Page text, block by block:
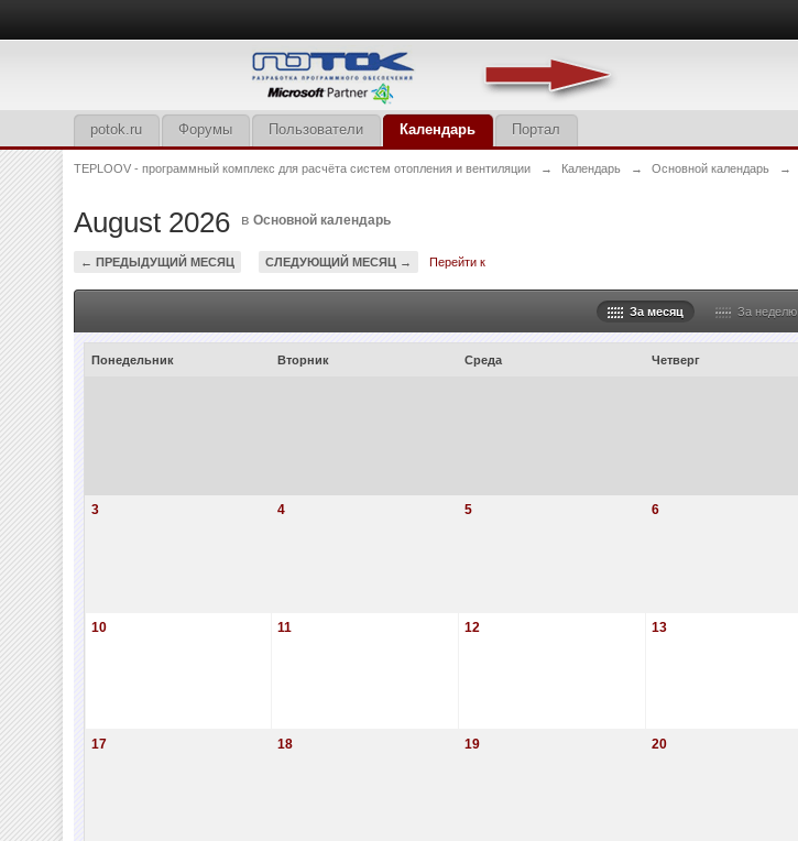
potok.ru Форумы Пользователи Календарь Портал
TEPLOOV - программный комплекс для расчёта систем отопления и вентиляции → Календарь → Основной календарь →
August 2026 вОсновной календарь
← ПРЕДЫДУЩИЙ МЕСЯЦ СЛЕДУЮЩИЙ МЕСЯЦ → Перейти к
За месяц За неделю
Понедельник Вторник Среда Четверг
3 4 5 6
10 11 12 13
17 18 19 20